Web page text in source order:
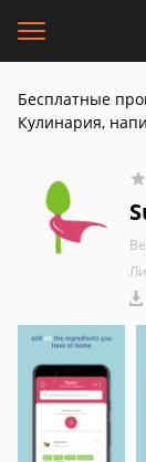
Бесплатные
Кулинария,